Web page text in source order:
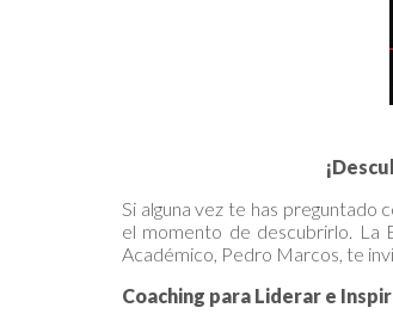
Si alguna vez te has preguntado
el momento de descubrirlo. La
Académico, Pedro Marcos, te
Coaching para Liderar e